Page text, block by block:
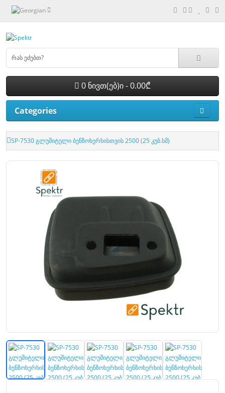
0 ნივთ(ებ)ი - 0.00₾
Categories
SP-7530 გლუშიტელი ბენზოხერხისთვის 2500 (25 კუბ.სმ)